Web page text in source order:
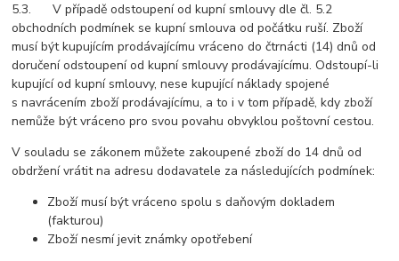
5.3. V případě odstoupení od kupní smlouvy dle čl. 5.2
obchodních podmínek se kupní smlouva od počátku ruší. Zboží
musí být kupujícím prodávajícímu vráceno do čtrnácti (14) dnů od
doručení odstoupení od kupní smlouvy prodávajícímu. Odstoupí-li
kupující od kupní smlouvy, nese kupující náklady spojené
s navrácením zboží prodávajícímu, a to i v tom případě, kdy zboží
nemůže být vráceno pro svou povahu obvyklou poštovní cestou.
V souladu se zákonem můžete zakoupené zboží do 14 dnů od
obdržení vrátit na adresu dodavatele za následujících podmínek:
Zboží musí být vráceno spolu s daňovým dokladem
(fakturou)
Zboží nesmí jevit známky opotřebení